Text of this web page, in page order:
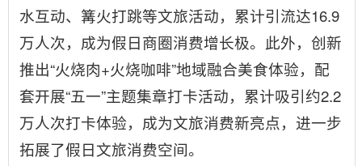
水互动、篝火打跳等文旅活动，累计引流达16.9
万人次，成为假日商圈消费增长极。此外，创新
推出“火烧肉+火烧咖啡”地域融合美食体验，配
套开展“五一”主题集章打卡活动，累计吸引约2.2
万人次打卡体验，成为文旅消费新亮点，进一步
拓展了假日文旅消费空间。